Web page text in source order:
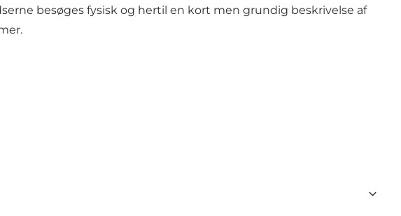
besøges fysisk og hertil en kort men grundig beskrivelse af